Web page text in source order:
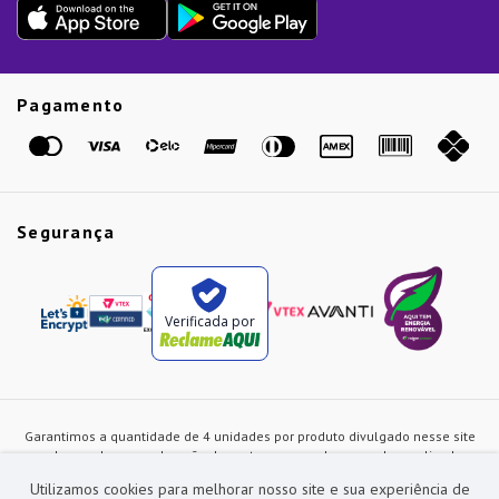
Utilizamos cookies para melhorar nosso site e sua experiência de
Presente de Natal
Pagamento
Segurança
Verificada por
Garantimos a quantidade de 4 unidades por produto divulgado nesse site
ou de acordo com a duração dos estoques, sendo as vendas realizadas
alterados a qualquer instante sem prévia comunicação e são exclusivos